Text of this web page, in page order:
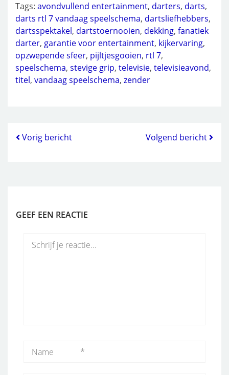
Tags: avondvullend entertainment, darters, darts,
darts rtl 7 vandaag speelschema, dartsliefhebbers,
dartsspektakel, dartstoernooien, dekking, fanatiek
darter, garantie voor entertainment, kijkervaring,
opzwepende sfeer, pijltjesgooien, rtl 7,
speelschema, stevige grip, televisie, televisieavond,
titel, vandaag speelschema, zender
Vorig bericht Volgend bericht
GEEF EEN REACTIE